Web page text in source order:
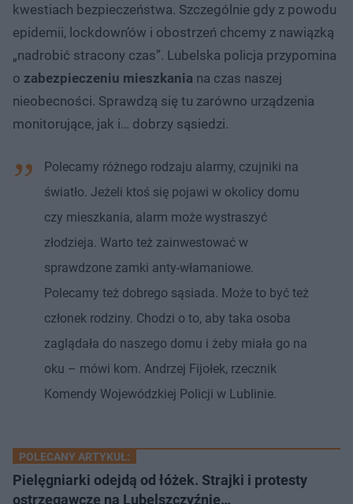
kwestiach bezpieczeństwa. Szczególnie gdy z powodu
epidemii, lockdown’ów i obostrzeń chcemy z nawiązką
„nadrobić stracony czas”. Lubelska policja przypomina
o zabezpieczeniu mieszkania na czas naszej
nieobecności. Sprawdzą się tu zarówno urządzenia
monitorujące, jak i… dobrzy sąsiedzi.
Polecamy różnego rodzaju alarmy, czujniki na
światło. Jeżeli ktoś się pojawi w okolicy domu
czy mieszkania, alarm może wystraszyć
złodzieja. Warto też zainwestować w
sprawdzone zamki anty-włamaniowe.
Polecamy też dobrego sąsiada. Może to być też
członek rodziny. Chodzi o to, aby taka osoba
zaglądała do naszego domu i żeby miała go na
oku – mówi kom. Andrzej Fijołek, rzecznik
Komendy Wojewódzkiej Policji w Lublinie.
POLECANY ARTYKUŁ:
Pielęgniarki odejdą od łóżek. Strajki i protesty
ostrzegawcze na Lubelszczyźnie…